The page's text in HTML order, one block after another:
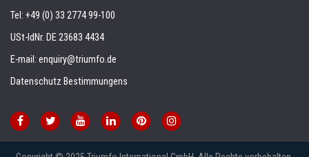
Tel: +49 (0) 33 2774 99-100
USt-IdNr. DE 23683 4434
E-mail: enquiry@triumfo.de
Datenschutz Bestimmungens